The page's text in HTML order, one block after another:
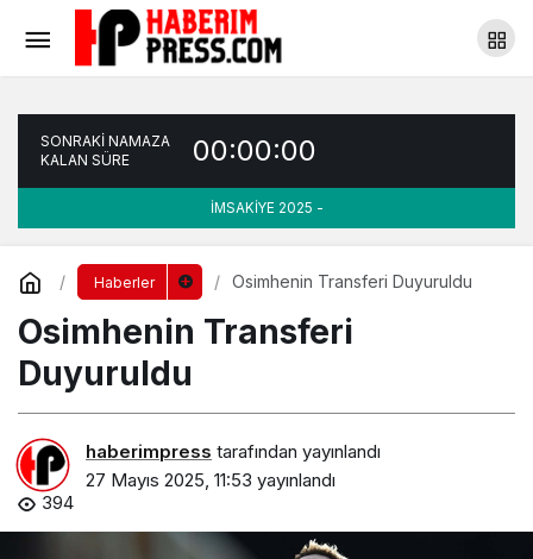
SONRAKİ NAMAZA
KALAN SÜRE
00:00:00
İMSAKİYE 2025 -
Haberler Osimhenin Transferi Duyuruldu
Osimhenin Transferi
Duyuruldu
haberimpress tarafından yayınlandı
27 Mayıs 2025, 11:53 yayınlandı
394
Sağlıklı Bir Fikrim Var 2025 Yarışması